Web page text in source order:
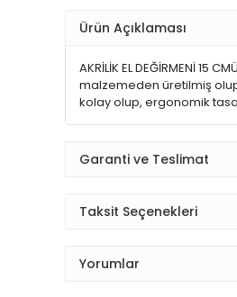
Ürün Açıklaması
AKRİLİK EL DEĞİRMENİ
malzemeden üretilmiş
kolay olup, ergonomik
Garanti ve Teslimat
Taksit Seçenekleri
Yorumlar